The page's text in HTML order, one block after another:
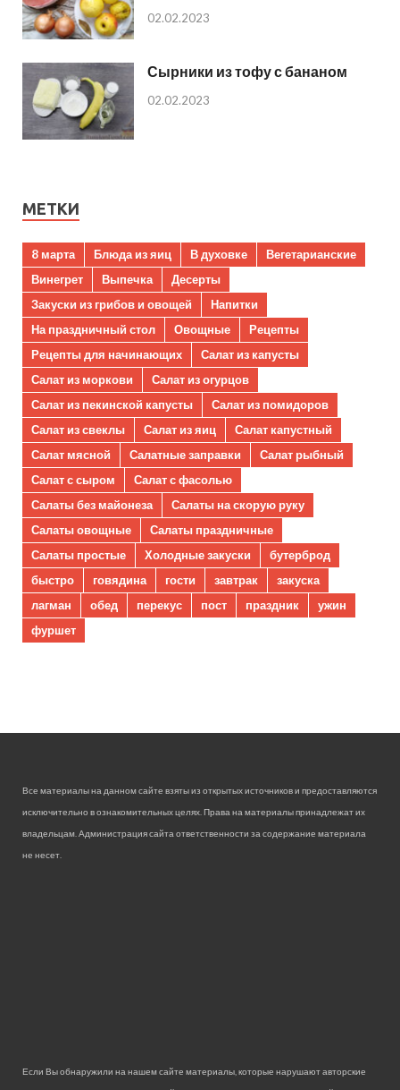
02.02.2023
Сырники из тофу с бананом
02.02.2023
МЕТКИ
8 марта Блюда из яиц В духовке
Вегетарианские
Винегрет
Выпечка
Десерты
Закуски из грибов и овощей
Напитки
На праздничный стол
Овощные
Рецепты
Рецепты для начинающих
Салат из капусты
Салат из моркови
Салат из огурцов
Салат из пекинской капусты
Салат из помидоров
Салат из свеклы
Салат из яиц
Салат капустный
Салат мясной
Салатные заправки
Салат рыбный
Салат с сыром
Салат с фасолью
Салаты без майонеза
Салаты на скорую руку
Салаты овощные
Салаты праздничные
Салаты простые
Холодные закуски
бутерброд
быстро
говядина гости завтрак
закуска
лагман
обед перекус пост праздник
ужин
фуршет
Все материалы на данном сайте взяты из открытых источников и предоставляются
исключительно в ознакомительных целях. Права на материалы принадлежат их
владельцам. Администрация сайта ответственности за содержание материала
не несет.
Если Вы обнаружили на нашем сайте материалы, которые нарушают авторские